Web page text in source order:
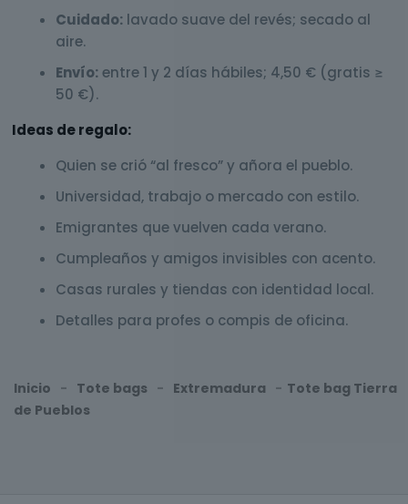
Inicio - Tote bags - Extremadura - Tote bag Tierra
de Pueblos
Cuidado: lavado suave del revés; secado al
aire.
Envío:entre 1 y 2 días hábiles; 4,50 € (gratis ≥
50 €).
Ideas de regalo:
Quien se crió “al fresco” y añora el pueblo.
Universidad, trabajo o mercado con estilo.
Emigrantes que vuelven cada verano.
Cumpleaños y amigos invisibles con acento.
Casas rurales y tiendas con identidad local.
Detalles para profes o compis de oficina.